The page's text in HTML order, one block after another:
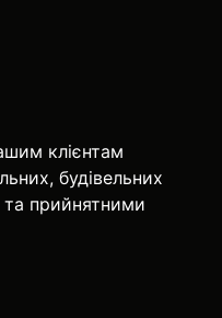
клієнтам
будівельних
та прийнятними